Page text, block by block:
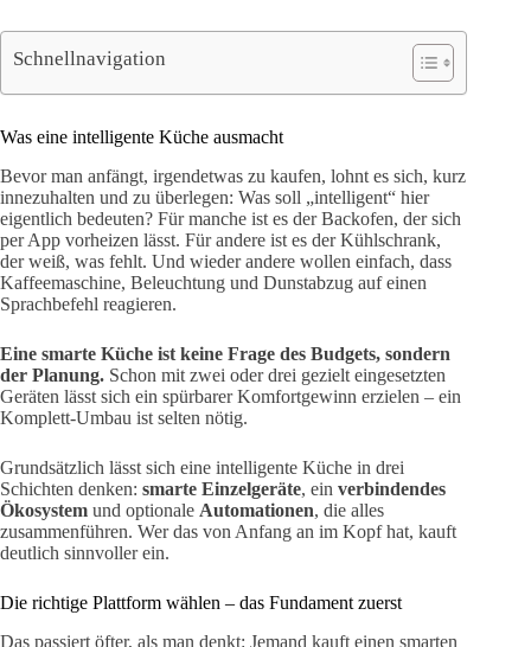
Schnellnavigation
Was eine intelligente Küche ausmacht
Bevor man anfängt, irgendetwas zu kaufen, lohnt es sich, kurz
innezuhalten und zu überlegen: Was soll „intelligent“ hier
eigentlich bedeuten? Für manche ist es der Backofen, der sich
per App vorheizen lässt. Für andere ist es der Kühlschrank,
der weiß, was fehlt. Und wieder andere wollen einfach, dass
Kaffeemaschine, Beleuchtung und Dunstabzug auf einen
Sprachbefehl reagieren.
Eine smarte Küche ist keine Frage des Budgets, sondern
der Planung. Schon mit zwei oder drei gezielt eingesetzten
Geräten lässt sich ein spürbarer Komfortgewinn erzielen – ein
Komplett-Umbau ist selten nötig.
Grundsätzlich lässt sich eine intelligente Küche in drei
Schichten denken: smarte Einzelgeräte, ein verbindendes
Ökosystem und optionale Automationen, die alles
zusammenführen. Wer das von Anfang an im Kopf hat, kauft
deutlich sinnvoller ein.
Die richtige Plattform wählen – das Fundament zuerst
Das passiert öfter, als man denkt: Jemand kauft einen smarten